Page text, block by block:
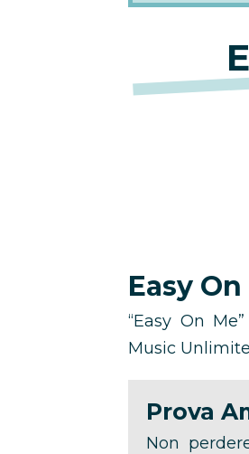
Easy
“Easy On
Music
Prova
Non